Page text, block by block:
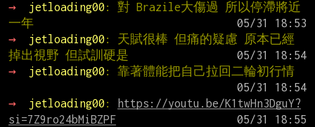
→
jetloading00 : 對 Brazile大傷過 所以停滯將近
一年
→
jetloading00 : 天賦很棒 但痛的疑慮 原本已經
掉出視野 但試訓硬是
→
jetloading00 : 靠著體能把自己拉回二輪初行情
→
jetloading00 :
https://youtu.be/K1twHn3DguY?
si=7Z9ro24bMiBZPF